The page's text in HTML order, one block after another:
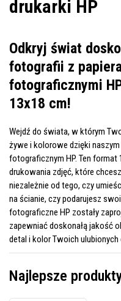
drukarki HP
Odkryj świat
fotografii z
fotograficznymi
13x18 cm!
Wejdź do świata, w którym
żywe i kolorowe dzięki
fotograficznym HP. Ten format
drukowania zdjęć, które
niezależnie od tego, czy
na ścianie, czy podarujesz
fotograficzne HP zostały
zapewniać doskonałą jakość
detal i kolor Twoich ulubionych
Najlepsze